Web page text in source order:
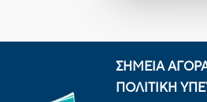
ΣΗΜΕΙΑ
ΠΟΛΙΤΙΚΉ